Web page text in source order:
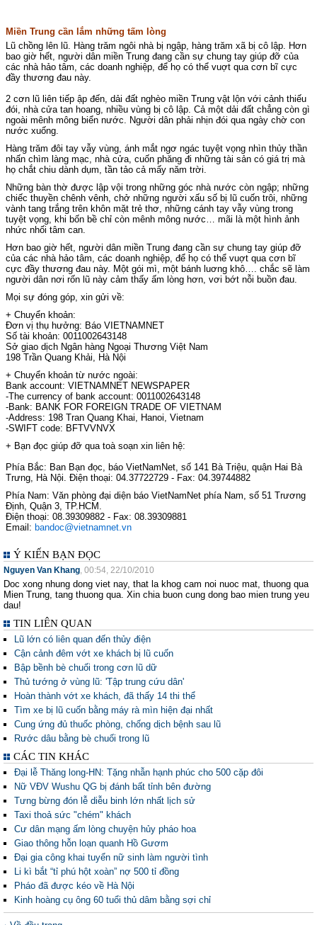
Miền Trung cần lắm những tấm lòng
Lũ chồng lên lũ. Hàng trăm ngôi nhà bị ngập, hàng trăm xã bị cô lập. Hơn
bao giờ hết, người dân miền Trung đang cần sự chung tay giúp đỡ của
các nhà hảo tâm, các doanh nghiệp, để họ có thể vuợt qua cơn bĩ cực
đầy thương đau này.
2 cơn lũ liên tiếp ập đến, dải đất nghèo miền Trung vật lộn với cảnh thiếu
đói, nhà cửa tan hoang, nhiều vùng bị cô lập. Cả một dải đất chẳng còn gì
ngoài mênh mông biển nước. Người dân phải nhịn đói qua ngày chờ con
nước xuống.
Hàng trăm đôi tay vẫy vùng, ánh mắt ngơ ngác tuyệt vọng nhìn thủy thần
nhấn chìm làng mạc, nhà cửa, cuốn phăng đi những tài sản có giá trị mà
họ chắt chiu dành dụm, tần tảo cả mấy năm trời.
Những bàn thờ được lập vội trong những góc nhà nước còn ngập; những
chiếc thuyền chênh vênh, chở những người xấu số bị lũ cuốn trôi, những
vành tang trắng trên khôn mặt trẻ thơ, những cánh tay vẫy vùng trong
tuyệt vọng, khi bốn bề chỉ còn mênh mông nước… mãi là một hình ảnh
nhức nhối tâm can.
Hơn bao giờ hết, người dân miền Trung đang cần sự chung tay giúp đỡ
của các nhà hảo tâm, các doanh nghiệp, để họ có thể vuợt qua cơn bĩ
cực đầy thương đau này. Một gói mì, một bánh luơng khô…. chắc sẽ làm
người dân nơi rốn lũ này cảm thấy ấm lòng hơn, vơi bớt nỗi buồn đau.
Mọi sự đóng góp, xin gửi về:
+ Chuyển khoản:
Đơn vị thụ hưởng: Báo VIETNAMNET
Số tài khoản: 0011002643148
Sở giao dịch Ngân hàng Ngoại Thương Việt Nam
198 Trần Quang Khải, Hà Nội
+ Chuyển khoản từ nước ngoài:
Bank account: VIETNAMNET NEWSPAPER
-The currency of bank account: 0011002643148
-Bank: BANK FOR FOREIGN TRADE OF VIETNAM
-Address: 198 Tran Quang Khai, Hanoi, Vietnam
-SWIFT code: BFTVVNVX
+ Bạn đọc giúp đỡ qua toà soạn xin liên hệ:
Phía Bắc: Ban Bạn đọc, báo VietNamNet, số 141 Bà Triệu, quận Hai Bà
Trưng, Hà Nội. Điện thoại: 04.37722729 - Fax: 04.39744882
Phía Nam: Văn phòng đại diện báo VietNamNet phía Nam, số 51 Trương
Định, Quận 3, TP.HCM.
Điện thoại: 08.39309882 - Fax: 08.39309881
Email: bandoc@vietnamnet.vn
Ý KIẾN BẠN ĐỌC
Nguyen Van Khang, 00:54, 22/10/2010
Doc xong nhung dong viet nay, that la khog cam noi nuoc mat, thuong qua
Mien Trung, tang thuong qua. Xin chia buon cung dong bao mien trung yeu
dau!
TIN LIÊN QUAN
Lũ lớn có liên quan đến thủy điện
Cận cảnh đêm vớt xe khách bị lũ cuốn
Bập bềnh bè chuối trong cơn lũ dữ
Thủ tướng ở vùng lũ: 'Tập trung cứu dân'
Hoàn thành vớt xe khách, đã thấy 14 thi thể
Tìm xe bị lũ cuốn bằng máy rà mìn hiện đại nhất
Cung ứng đủ thuốc phòng, chống dịch bệnh sau lũ
Rước dâu bằng bè chuối trong lũ
CÁC TIN KHÁC
Đại lễ Thăng long-HN: Tặng nhẫn hạnh phúc cho 500 cặp đôi
Nữ VĐV Wushu QG bị đánh bất tỉnh bên đường
Tưng bừng đón lễ diễu binh lớn nhất lịch sử
Taxi thoả sức "chém" khách
Cư dân mạng ấm lòng chuyện hủy pháo hoa
Giao thông hỗn loạn quanh Hồ Gươm
Đại gia công khai tuyển nữ sinh làm người tình
Li kì bắt “tỉ phú hột xoàn” nợ 500 tỉ đồng
Pháo đã được kéo về Hà Nội
Kinh hoàng cụ ông 60 tuổi thủ dâm bằng sợi chỉ